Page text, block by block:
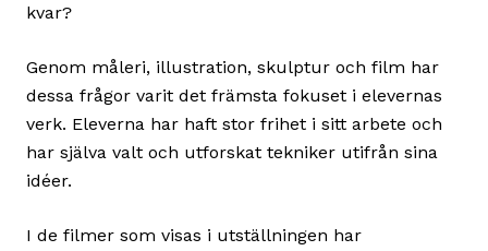
kvar?
Genom måleri, illustration, skulptur och film har
dessa frågor varit det främsta fokuset i elevernas
verk. Eleverna har haft stor frihet i sitt arbete och
har själva valt och utforskat tekniker utifrån sina
idéer.
I de filmer som visas i utställningen har